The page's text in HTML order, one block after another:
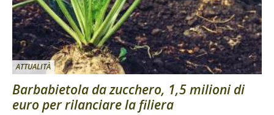
ATTUALITÀ
Barbabietola da zucchero, 1,5 milioni di
euro per rilanciare la filiera